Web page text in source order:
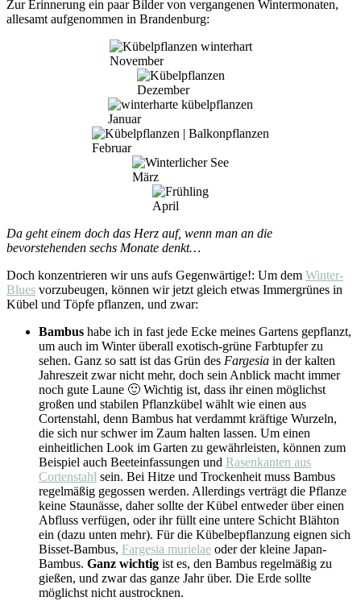
Zur Erinnerung ein paar Bilder von vergangenen Wintermonaten,
allesamt aufgenommen in Brandenburg:
November
Dezember
Januar
Februar
März
April
Da geht einem doch das Herz auf, wenn man an die
bevorstehenden sechs Monate denkt…
Doch konzentrieren wir uns aufs Gegenwärtige!: Um dem Winter-
Blues vorzubeugen, können wir jetzt gleich etwas Immergrünes in
Kübel und Töpfe pflanzen, und zwar:
Bambus habe ich in fast jede Ecke meines Gartens gepflanzt,
um auch im Winter überall exotisch-grüne Farbtupfer zu
sehen. Ganz so satt ist das Grün des Fargesia in der kalten
Jahreszeit zwar nicht mehr, doch sein Anblick macht immer
noch gute Laune 🙂 Wichtig ist, dass ihr einen möglichst
großen und stabilen Pflanzkübel wählt wie einen aus
Cortenstahl, denn Bambus hat verdammt kräftige Wurzeln,
die sich nur schwer im Zaum halten lassen. Um einen
einheitlichen Look im Garten zu gewährleisten, können zum
Beispiel auch Beeteinfassungen und Rasenkanten aus
Cortenstahl sein. Bei Hitze und Trockenheit muss Bambus
regelmäßig gegossen werden. Allerdings verträgt die Pflanze
keine Staunässe, daher sollte der Kübel entweder über einen
Abfluss verfügen, oder ihr füllt eine untere Schicht Blähton
ein (dazu unten mehr). Für die Kübelbepflanzung eignen sich
Bisset-Bambus, Fargesia murielae oder der kleine Japan-
Bambus. Ganz wichtig ist es, den Bambus regelmäßig zu
gießen, und zwar das ganze Jahr über. Die Erde sollte
möglichst nicht austrocknen.